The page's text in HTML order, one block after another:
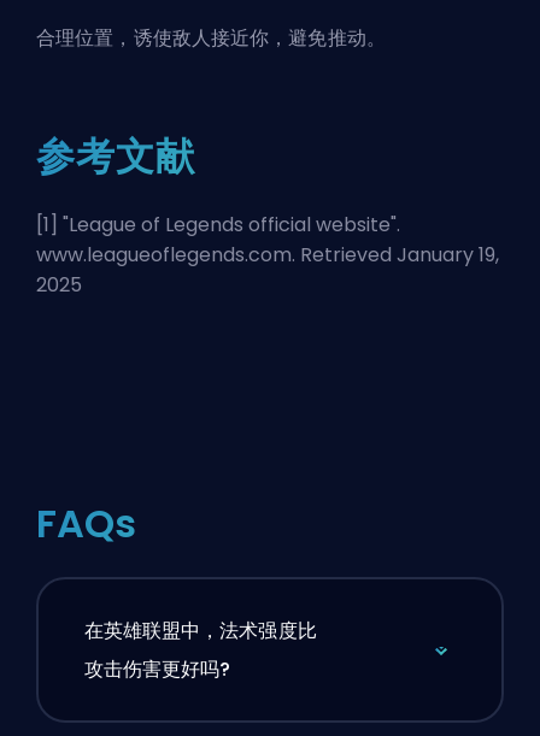
合理位置，诱使敌人接近你，避免推动。
参考文献
[1] "League of Legends official website".
www.leagueoflegends.com. Retrieved January 19,
2025
FAQs
在英雄联盟中，法术强度比
攻击伤害更好吗?